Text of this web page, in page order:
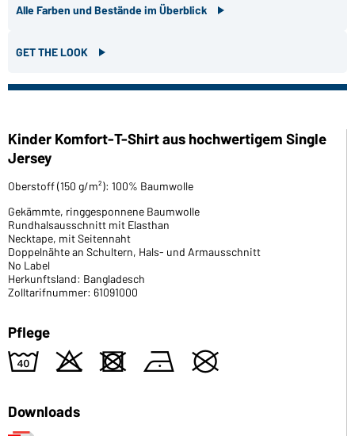
Alle Farben und Bestände im Überblick
GET THE LOOK
Kinder Komfort-T-Shirt aus hochwertigem Single
Jersey
Oberstoff (150 g/m²): 100% Baumwolle
Gekämmte, ringgesponnene Baumwolle
Rundhalsausschnitt mit Elasthan
Necktape, mit Seitennaht
Doppelnähte an Schultern, Hals- und Armausschnitt
No Label
Herkunftsland: Bangladesch
Zolltarifnummer: 61091000
Pflege
8 o d n U
Downloads